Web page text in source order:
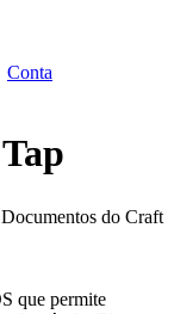
Conta
do Craft
que permite